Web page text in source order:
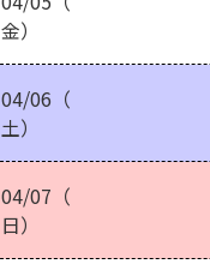
金）
04/06（
土）
04/07（
日）